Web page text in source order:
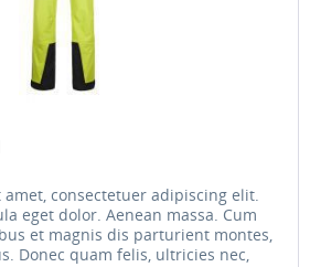
consectetuer adipiscing elit.
eget dolor. Aenean massa. Cum
et magnis dis parturient montes,
Donec quam felis, ultricies nec,